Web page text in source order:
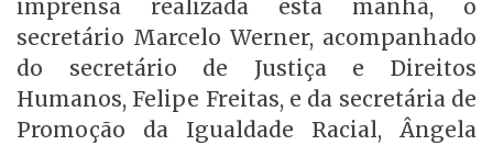
imprensa realizada esta manhã, o
secretário Marcelo Werner, acompanhado
do secretário de Justiça e Direitos
Humanos, Felipe Freitas, e da secretária de
Promoção da Igualdade Racial, Ângela